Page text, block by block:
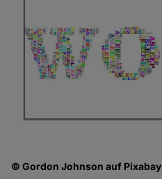
© Gordon Johnson auf Pixabay